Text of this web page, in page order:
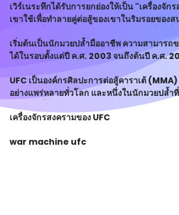
เวิร์เนระทึกได้รับการยกย่องให้เป็น "เครื่องจัก
เขาใช้เพื่อทำลายคู่ต่อสู้ของเขาในริมรอยของ
เริ่มต้นเป็นนักมวยปล้ำมืออาชีพ ความสามารถ
ได้ในรอบตั้งแต่ปี ค.ศ. 2003 จนถึงต้นปี ค.ศ.
เชิญให้เข้าร่วมแข่งขันใน UFC และเอาชนะคู่
UFC เป็นองค์กรศิลปะการต่อสู้คาราเต้
อย่างแพร่หลายทั่วโลก และหนึ่งในนักมวยปล้ำ
พิธีกรรมนี้คือ เวิร์นัส "เวิร์" เฮอร์เนระทึก ทรงพลั
เครื่อ
เครื่องจักรสงครามของ UFC
war machine ufc